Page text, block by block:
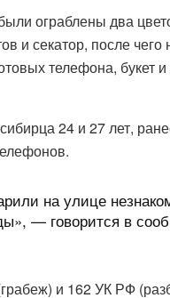
ограблены два
и секатор, после чего
телефона, букет и
24 и 27 лет,
на улице
— говорится в
и 162 УК РФ